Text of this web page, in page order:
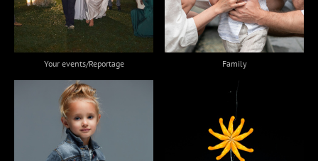
Your events/Reportage Family